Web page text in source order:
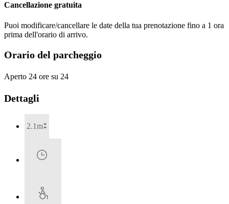
Cancellazione gratuita
Puoi modificare/cancellare le date della tua prenotazione fino a 1 ora
prima dell'orario di arrivo.
Orario del parcheggio
Aperto 24 ore su 24
Dettagli
2.1m